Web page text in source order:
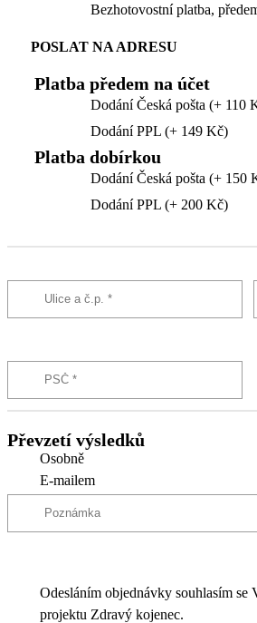
Bezhotovostní platba,
POSLAT NA ADRESU
Platba předem na účet
Dodání Česká pošta (+ 110
Dodání PPL (+ 149 Kč)
Platba dobírkou
Dodání Česká pošta (+ 150
Dodání PPL (+ 200 Kč)
Převzetí výsledků
Osobně
E-mailem
Odesláním objednávky souhlasím
projektu Zdravý kojenec.